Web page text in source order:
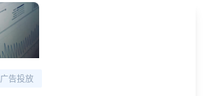
广告投放